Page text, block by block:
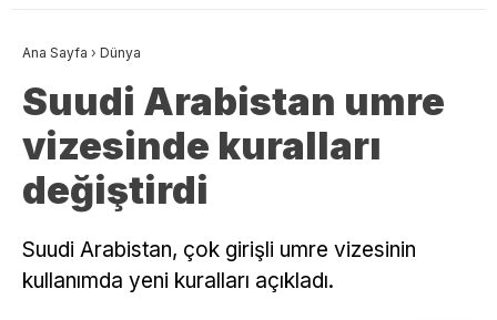
Ana Sayfa › Dünya
Suudi Arabistan umre
vizesinde kuralları
değiştirdi
Suudi Arabistan, çok girişli umre vizesinin
kullanımda yeni kuralları açıkladı.